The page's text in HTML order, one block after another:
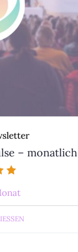
– monatlich